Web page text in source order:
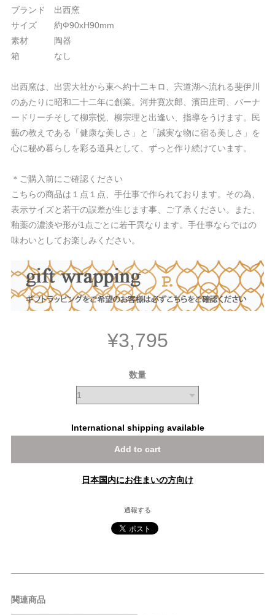
ブランド 出西窯
サイズ 約Ф90xH90mm
素材 陶器
箱 なし
出西窯は、出雲大社から東へ約十二キロ、宍道湖へ流れる斐伊川
のあたりに昭和二十二年に創業。河井寛次郎、濱田庄司、バーナ
ードリーチそして柳宗悦、柳宗理と出逢い、指導をうけます。民
藝の教えである「健康な美しさ」と「誠実な物に宿る美しさ」を
心に秘め暮らしを彩る道具として、ずっと作り続けています。
＊ご購入前にご確認ください
こちらの商品は１点１点、手仕事で作られております。その為、
表示サイズと若干の誤差が生じます事、ご了承ください。また、
釉薬の濃淡や形が1点ごとに若干異なります。手仕事ならではの
味わいとしてお楽しみください。
¥3,795
数量
International shipping available
Add to cart
日本国内にお住まいの方向け
通報する
関連商品